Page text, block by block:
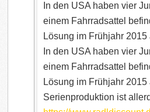
In den USA haben vier
einem Fahrradsattel
Lösung im Frühjahr
In den USA haben vier
einem Fahrradsattel
Lösung im Frühjahr
Serienproduktion ist